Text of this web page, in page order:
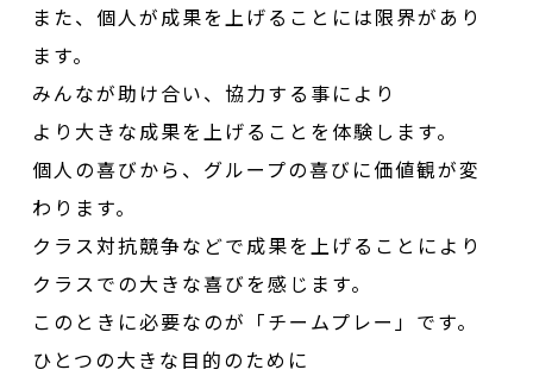
また、個人が成果を上げることには限界があり
ます。
みんなが助け合い、協力する事により
より大きな成果を上げることを体験します。
個人の喜びから、グループの喜びに価値観が変
わります。
クラス対抗競争などで成果を上げることにより
クラスでの大きな喜びを感じます。
このときに必要なのが「チームプレー」です。
ひとつの大きな目的のために